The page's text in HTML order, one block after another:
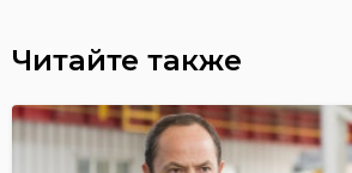
Читайте также